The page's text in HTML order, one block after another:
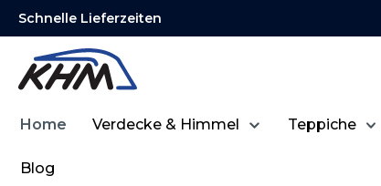
Zur Hauptnavigation springen
Schnelle Lieferzeiten
Home Verdecke & Himmel Teppiche
Blog